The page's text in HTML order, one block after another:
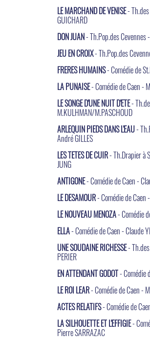
LE MARCHAND DE VENISE-
GUICHARD
DON JUAN- Th.Pop.des Cevennes
JEU EN CROIX- Th.Pop.des
FRERES HUMAINS- Comédie de
LA PUNAISE- Comédie de Caen -
LE SONGE D'UNE NUIT D'ETE-
M.KULHMAN/M.PASCHOUD
ARLEQUIN PIEDS DANS L'EAU-
André GILLES
LES TETES DE CUIR- Th.Drapier à
JUNG
ANTIGONE- Comédie de Caen -
LE DESAMOUR- Comédie de Caen
LE NOUVEAU MENOZA- Comédie
ELLA- Comédie de Caen - Claude
UNE SOUDAINE RICHESSE-
PERIER
EN ATTENDANT GODOT- Comédie
LE ROI LEAR- Comédie de Caen -
ACTES RELATIFS- Comédie de
LA SILHOUETTE ET L'EFFIGIE-
Pierre SARRAZAC